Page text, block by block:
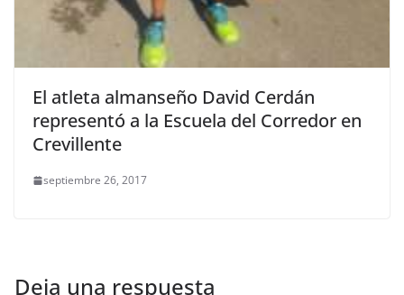
El atleta almanseño David Cerdán
representó a la Escuela del Corredor en
Crevillente
septiembre 26, 2017
Deja una respuesta